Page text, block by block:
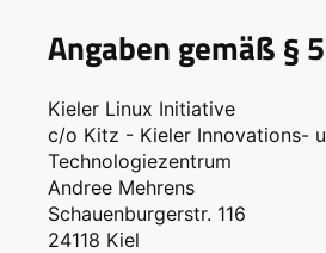
Angaben gemäß §
Kieler Linux Initiative
c/o Kitz - Kieler Innovations-
Technologiezentrum
Andree Mehrens
Schauenburgerstr. 116
24118 Kiel